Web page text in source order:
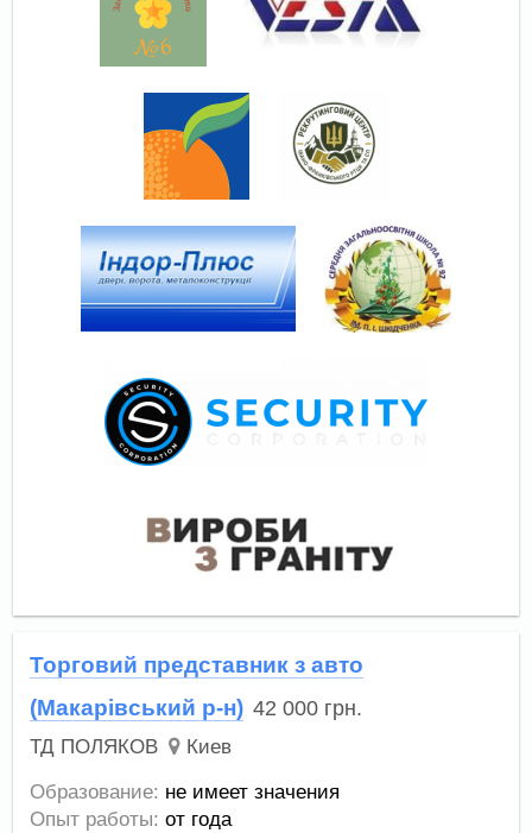
Торговий представник з авто
(Макарівський р-н) 42 000 грн.
ТД ПОЛЯКОВ Киев
Образование: не имеет значения
Опыт работы: от года